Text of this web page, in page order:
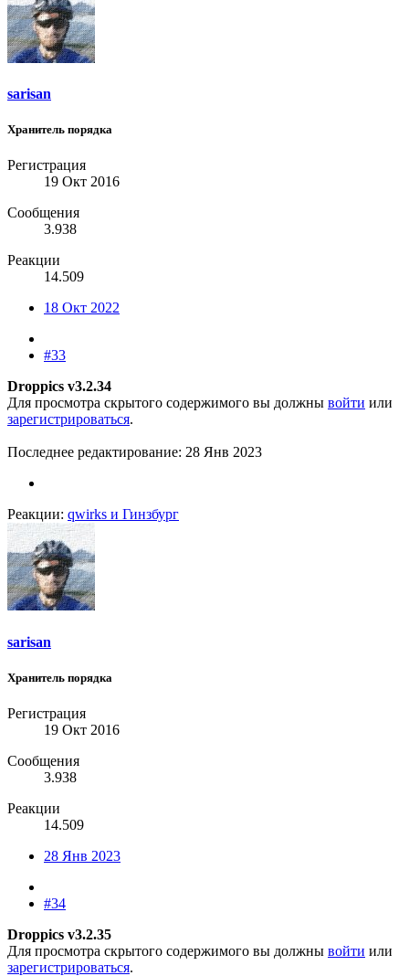
sarisan
Хранитель порядка
Регистрация
19 Окт 2016
Сообщения
3.938
Реакции
14.509
18 Окт 2022
#33
Droppics v3.2.34
Для просмотра скрытого содержимого вы должны войти или
зарегистрироваться.
Последнее редактирование: 28 Янв 2023
Реакции: qwirks и Гинзбург
sarisan
Хранитель порядка
Регистрация
19 Окт 2016
Сообщения
3.938
Реакции
14.509
28 Янв 2023
#34
Droppics v3.2.35
Для просмотра скрытого содержимого вы должны войти или
зарегистрироваться.